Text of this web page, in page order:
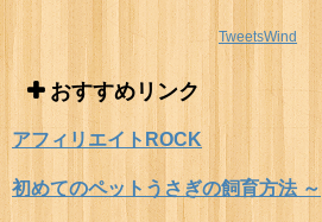
TweetsWind
おすすめリンク
アフィリエイトROCK
初めてのペットうさぎの飼育方法 ～